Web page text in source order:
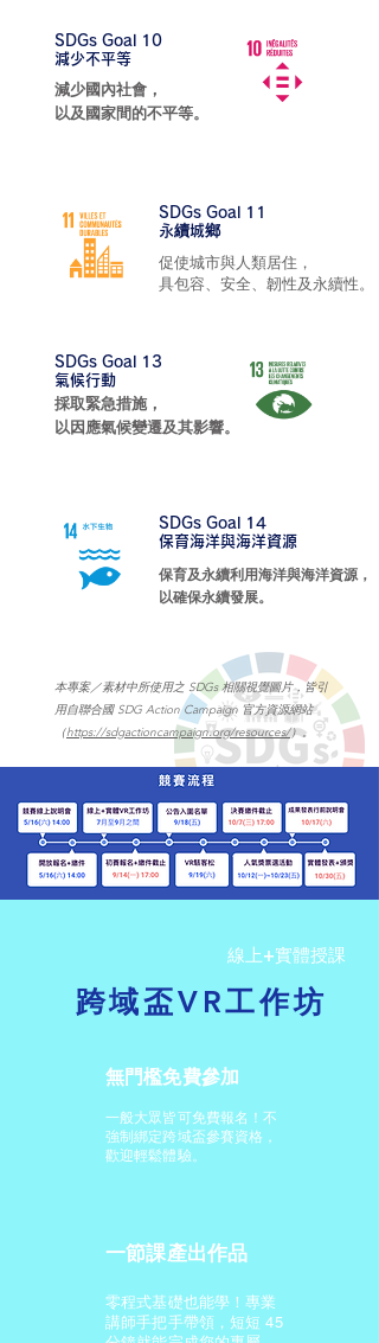
SDGs Goal 10
減少不平等
減少國內社會，
以及國家間的不平等。
SDGs Goal 11
永續城鄉
促使城市與人類居住，
具包容、安全、韌性及永續性。
SDGs Goal 13
氣候行動
採取緊急措施，
以因應氣候變遷及其影響。
SDGs Goal 14
保育海洋與海洋資源
保育及永續利用海洋與海洋資源，
以確保永續發展。
本專案／素材中所使用之 SDGs 相關視覺圖片， 皆引
用自聯合國 SDG Action Campaign 官方資源網站
（https://sdgactioncampaign.org/resources/）。
​線上+實體授課
跨域盃VR工作坊
無門檻免費參加
一般大眾皆可免費報名！不
強制綁定跨域盃參賽資格，
歡迎輕鬆體驗。
一節課產出作品
零程式基礎也能學！專業
講師手把手帶領，短短 45